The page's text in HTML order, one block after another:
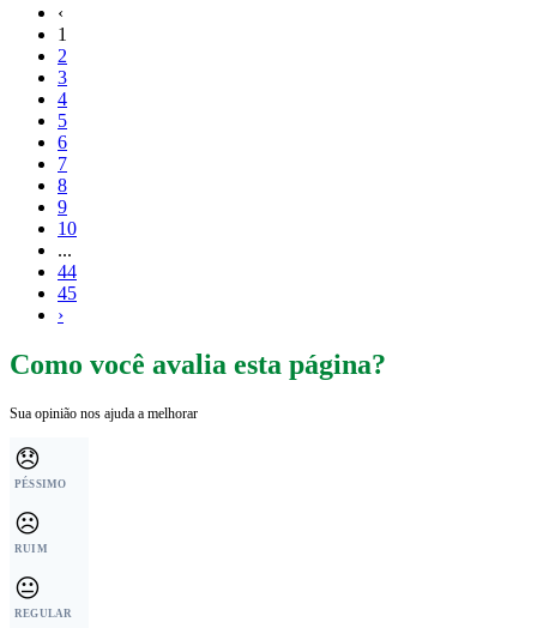
‹
1
2
3
4
5
6
7
8
9
10
...
44
45
›
Como você avalia esta página?
Sua opinião nos ajuda a melhorar
😞
PÉSSIMO
☹️
RUIM
😐
REGULAR